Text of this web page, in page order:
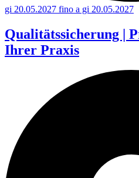
gi 20.05.2027 fino a gi 20.05.2027
Qualitätssicherung |
Ihrer Praxis